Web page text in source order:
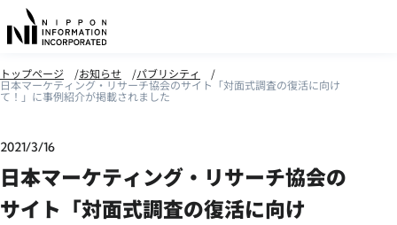
トップページ お知らせ パブリシティ
日本マーケティング・リサーチ協会のサイト「対面式調査の復活に向け
て！」に事例紹介が掲載されました
2021/3/16
日本マーケティング・リサーチ協会の
サイト「対面式調査の復活に向け